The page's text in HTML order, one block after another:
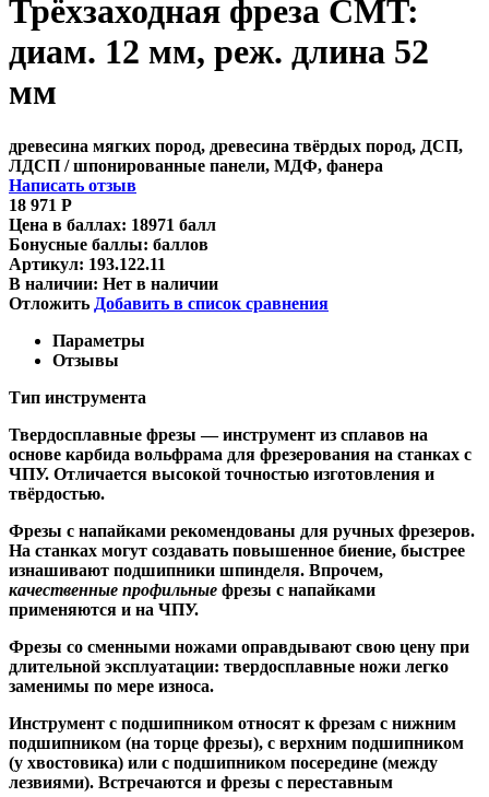
Трёхзаходная фреза CMT:
диам. 12 мм, реж. длина 52
мм
древесина мягких пород, древесина твёрдых пород, ДСП,
ЛДСП / шпонированные панели, МДФ, фанера
Написать отзыв
18 971 Р
Цена в баллах: 18971 балл
Бонусные баллы: баллов
Артикул: 193.122.11
В наличии: Нет в наличии
Отложить Добавить в список сравнения
Параметры
Отзывы
Тип инструмента
Твердосплавные фрезы — инструмент из сплавов на
основе карбида вольфрама для фрезерования на станках с
ЧПУ. Отличается высокой точностью изготовления и
твёрдостью.
Фрезы с напайками рекомендованы для ручных фрезеров.
На станках могут создавать повышенное биение, быстрее
изнашивают подшипники шпинделя. Впрочем,
качественные профильные фрезы с напайками
применяются и на ЧПУ.
Фрезы со сменными ножами оправдывают свою цену при
длительной эксплуатации: твердосплавные ножи легко
заменимы по мере износа.
Инструмент с подшипником относят к фрезам с нижним
подшипником (на торце фрезы), с верхним подшипником
(у хвостовика) или с подшипником посередине (между
лезвиями). Встречаются и фрезы с переставным